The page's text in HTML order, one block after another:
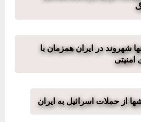
شهروند در ایران همزمان با
از حملات اسرائیل به ایران